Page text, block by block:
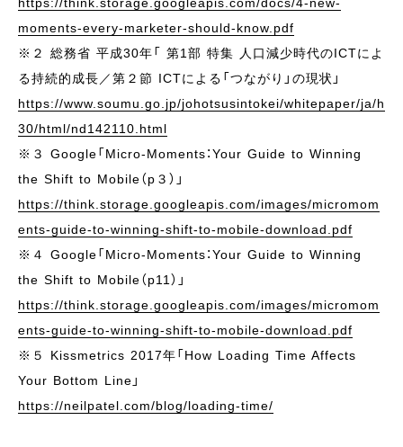
moments-every-marketer-should-know.pdf
※２ 総務省 平成30年「 第1部 特集 人口減少時代のICTによ
る持続的成長／第２節 ICTによる「つながり」の現状」
https://www.soumu.go.jp/johotsusintokei/whitepaper/ja/h
30/html/nd142110.html
※３ Google「Micro-Moments：Your Guide to Winning
the Shift to Mobile（p３）」
https://think.storage.googleapis.com/images/micromom
ents-guide-to-winning-shift-to-mobile-download.pdf
※４ Google「Micro-Moments：Your Guide to Winning
the Shift to Mobile（p11）」
https://think.storage.googleapis.com/images/micromom
ents-guide-to-winning-shift-to-mobile-download.pdf
※５ Kissmetrics 2017年「How Loading Time Affects
Your Bottom Line」
https://neilpatel.com/blog/loading-time/